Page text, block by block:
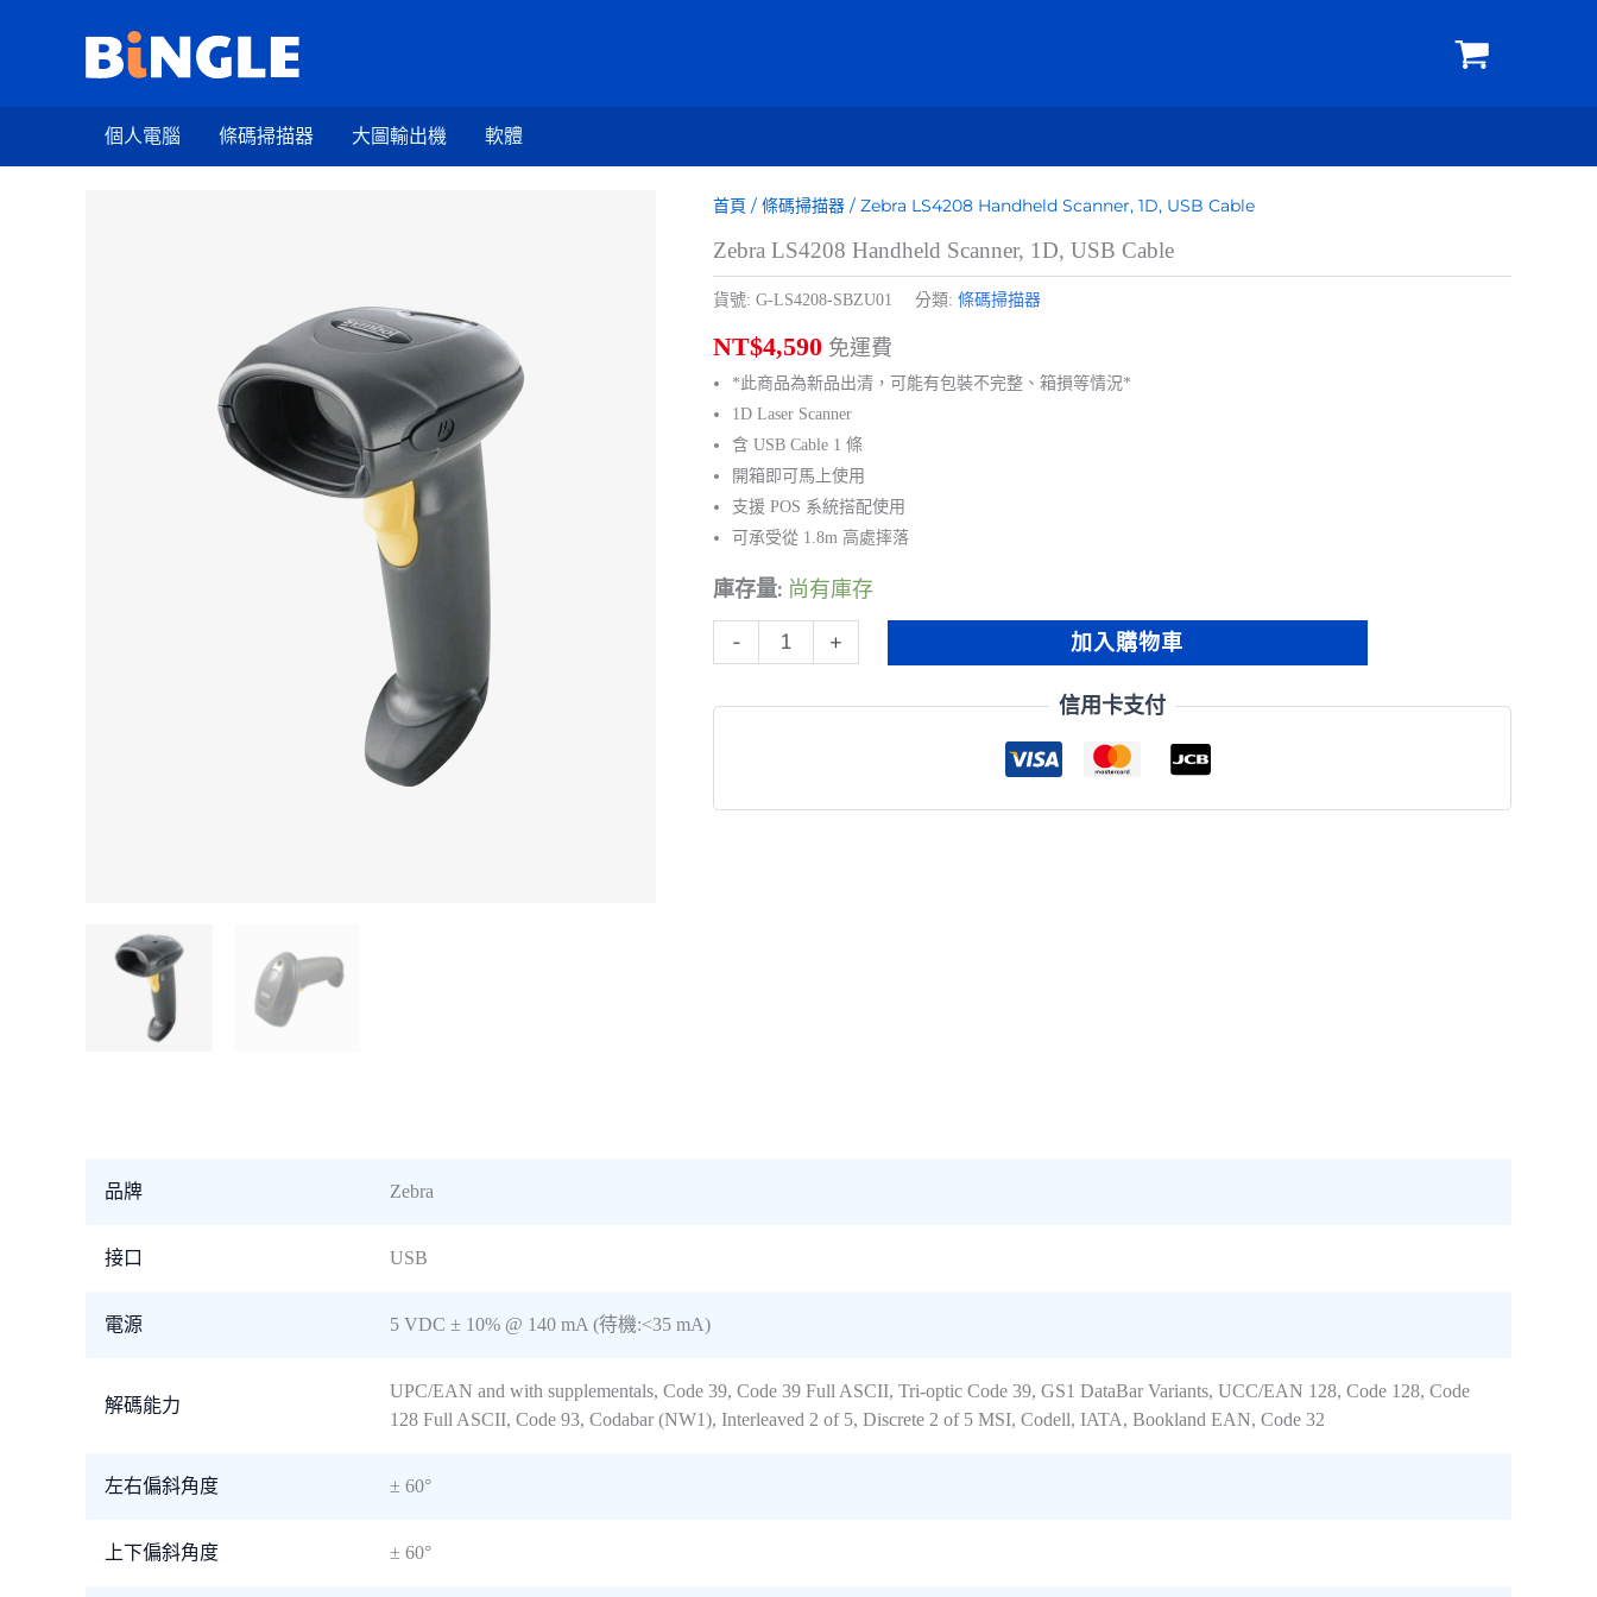
內
個人電腦 條碼掃描器 大圖輸出機 軟體
首頁 / 條碼掃描器 / Zebra LS4208 Handheld Scanner, 1D, USB Cable
Zebra LS4208 Handheld Scanner, 1D, USB Cable
貨號: G-LS4208-SBZU01 分類: 條碼掃描器
NT$4,590 免運費
*此商品為新品出清，可能有包裝不完整、箱損等情況*
1D Laser Scanner
含 USB Cable 1 條
開箱即可馬上使用
支援 POS 系統搭配使用
可承受從 1.8m 高處摔落
庫存量: 尚有庫存
-
Zebra
Handheld
+ 加入購物車
信用卡支付
品牌 Zebra
接口 USB
電源 5 VDC ± 10% @ 140 mA (待機:<35 mA)
解碼能力
UPC/EAN and with supplementals, Code 39, Code 39 Full ASCII, Tri-optic Code 39, GS1 DataBar Variants, UCC/EAN 128, Code 128, Code
128 Full ASCII, Code 93, Codabar (NW1), Interleaved 2 of 5, Discrete 2 of 5 MSI, Codell, IATA, Bookland EAN, Code 32
左右偏斜角度 ± 60°
上下偏斜角度 ± 60°